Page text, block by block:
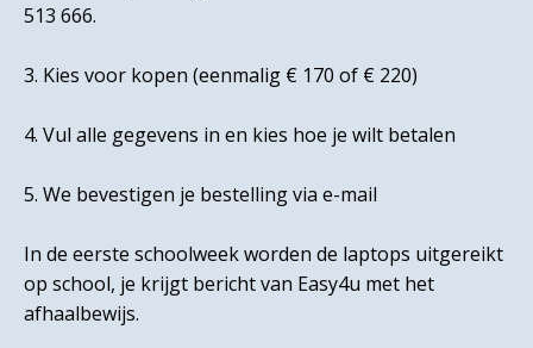
513 666.
3. Kies voor kopen (eenmalig € 170 of € 220)
4. Vul alle gegevens in en kies hoe je wilt betalen
5. We bevestigen je bestelling via e-mail
In de eerste schoolweek worden de laptops uitgereikt
op school, je krijgt bericht van Easy4u met het
afhaalbewijs.